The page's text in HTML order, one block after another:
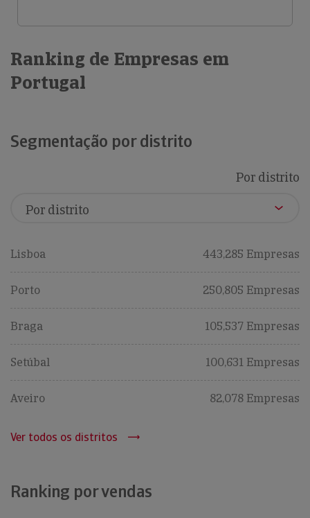
Ranking de Empresas em
Portugal
Segmentação por distrito
Por distrito
Lisboa 443,285 Empresas
Porto 250,805 Empresas
Braga 105,537 Empresas
Setúbal 100,631 Empresas
Aveiro 82,078 Empresas
Ver todos os distritos
Ranking por vendas